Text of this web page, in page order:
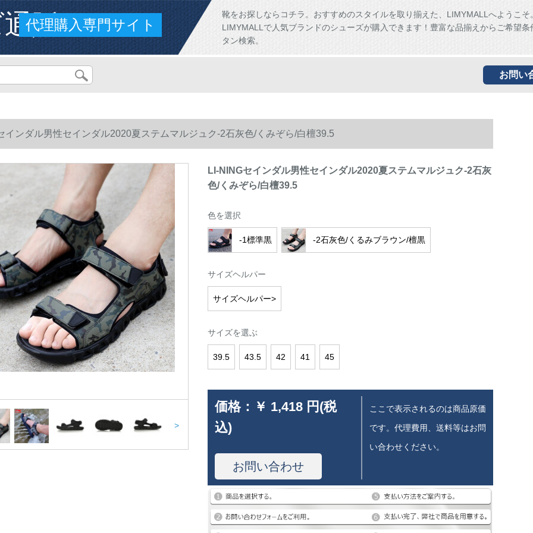
販
代理購入専門サイト
靴をお探しならコチラ。おすすめのスタイルを取り揃えた、LIMYMALLへようこそ
LIMYMALLで人気ブランドのシューズが購入できます！豊富な品揃えからご希望条
タン検索。
お問い
インダル男性セインダル2020夏ステムマルジュク-2石灰色/くみぞら/白檀39.5
>
LI-NINGセインダル男性セインダル2020夏ステムマルジュク-2石灰
色/くみぞら/白檀39.5
色を選択
-1標準黒 -2石灰色/くるみブラウン/檀黒
サイズヘルパー
サイズヘルパー>
サイズを選ぶ
39.5 43.5 42 41 45
価格： ￥ 1,418 円(税
込)
お問い合わせ
ここで表示されるのは商品原価
です。代理費用、送料等はお問
い合わせください。